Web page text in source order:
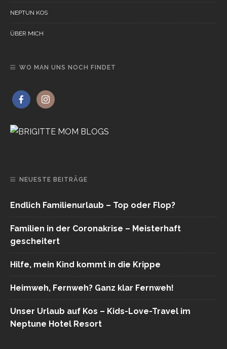
NEPTUN KOS
ÜBER MICH
WO MAN UNS NOCH FINDET
NEUESTE BEITRÄGE
Endlich Familienurlaub – Top oder Flop?
Familien in der Coronakrise – Meisterhaft
gescheitert
Hilfe, mein Kind kommt in die Krippe
Heimweh, Fernweh? Ganz klar Fernweh!
Unser Urlaub auf Kos – Kids-Love-Travel im
Neptune Hotel Resort